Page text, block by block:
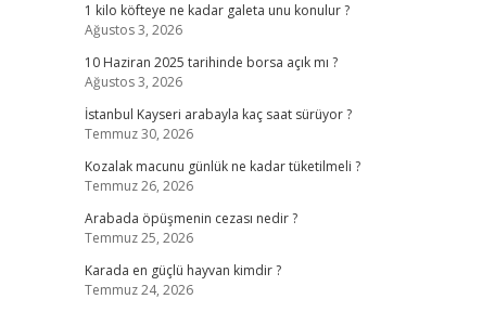
1 kilo köfteye ne kadar galeta unu konulur ?
Ağustos 3, 2026
10 Haziran 2025 tarihinde borsa açık mı ?
Ağustos 3, 2026
İstanbul Kayseri arabayla kaç saat sürüyor ?
Temmuz 30, 2026
Kozalak macunu günlük ne kadar tüketilmeli ?
Temmuz 26, 2026
Arabada öpüşmenin cezası nedir ?
Temmuz 25, 2026
Karada en güçlü hayvan kimdir ?
Temmuz 24, 2026